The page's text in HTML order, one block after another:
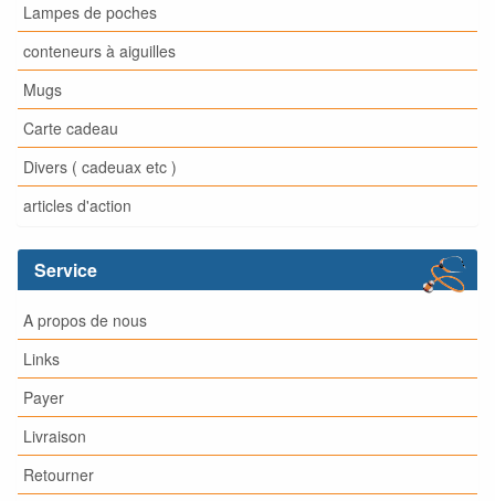
Lampes de poches
conteneurs à aiguilles
Mugs
Carte cadeau
Divers ( cadeuax etc )
articles d'action
Service
A propos de nous
Links
Payer
Livraison
Retourner